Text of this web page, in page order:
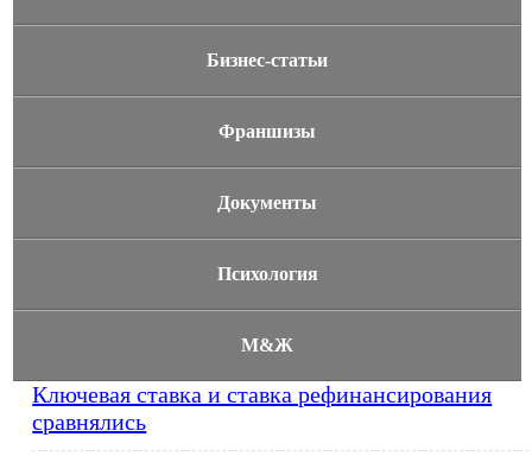
Бизнес-статьи
Франшизы
Документы
Психология
М&Ж
Ключевая ставка и ставка рефинансирования
сравнялись